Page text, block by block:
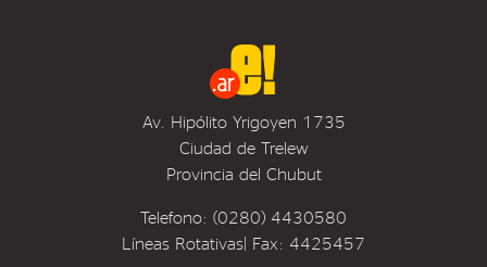
Av. Hipólito Yrigoyen 1735
Ciudad de Trelew
Provincia del Chubut
Telefono: (0280) 4430580
Líneas Rotativas| Fax: 4425457